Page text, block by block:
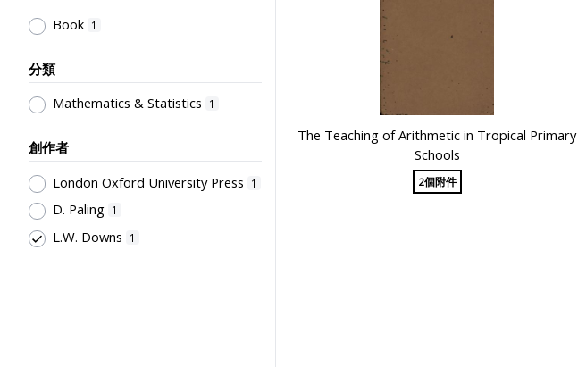
Book 1
分類
Mathematics & Statistics
1
創作者
London Oxford University Press
1
D. Paling 1
L.W. Downs 1
The Teaching of Arithmetic in Tropical Primary
Schools
2個附件